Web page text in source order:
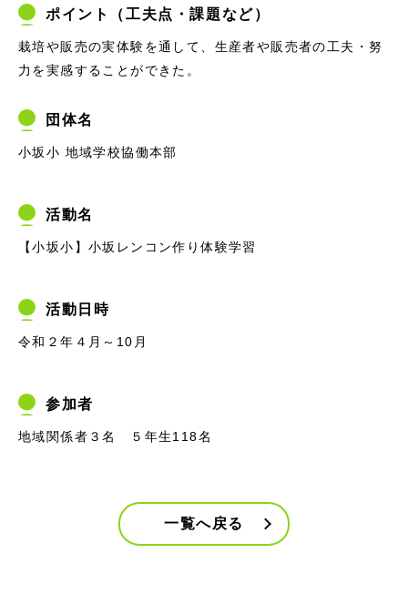
ポイント（工夫点・課題など）
栽培や販売の実体験を通して、生産者や販売者の工夫・努
力を実感することができた。
団体名
小坂小 地域学校協働本部
活動名
【小坂小】小坂レンコン作り体験学習
活動日時
令和２年４月～10月
参加者
地域関係者３名 ５年生118名
一覧へ戻る